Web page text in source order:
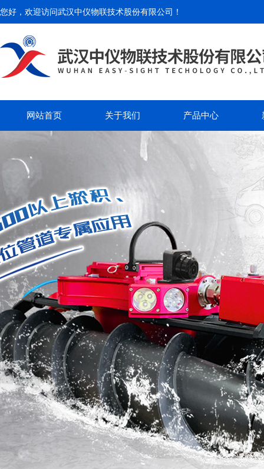
您好，欢迎访问武汉中仪物联技术股份有限公司 ！
网站首页 关于我们 产品中心